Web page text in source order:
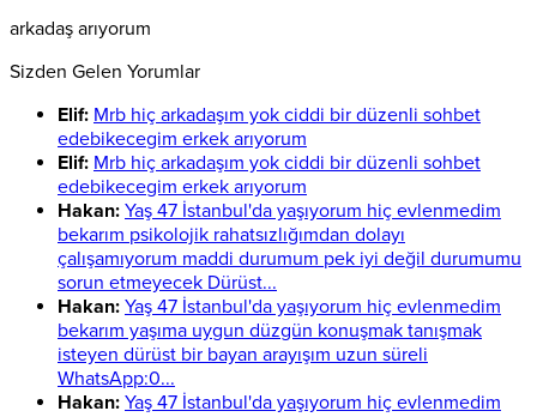
arkadaş arıyorum
Sizden Gelen Yorumlar
Elif: Mrb hiç arkadaşım yok ciddi bir düzenli sohbet
edebikecegim erkek arıyorum
Elif: Mrb hiç arkadaşım yok ciddi bir düzenli sohbet
edebikecegim erkek arıyorum
Hakan: Yaş 47 İstanbul'da yaşıyorum hiç evlenmedim
bekarım psikolojik rahatsızlığımdan dolayı
çalışamıyorum maddi durumum pek iyi değil durumumu
sorun etmeyecek Dürüst...
Hakan: Yaş 47 İstanbul'da yaşıyorum hiç evlenmedim
bekarım yaşıma uygun düzgün konuşmak tanışmak
isteyen dürüst bir bayan arayışım uzun süreli
WhatsApp:0...
Hakan: Yaş 47 İstanbul'da yaşıyorum hiç evlenmedim